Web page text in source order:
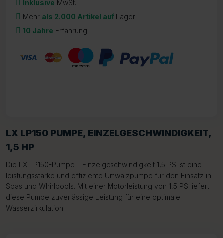
LX LP150 PUMPE, EINZELGESCHWINDIGKEIT,
1,5 HP
Die LX LP150-Pumpe – Einzelgeschwindigkeit 1,5 PS ist eine
leistungsstarke und effiziente Umwälzpumpe für den Einsatz in
Spas und Whirlpools. Mit einer Motorleistung von 1,5 PS liefert
diese Pumpe zuverlässige Leistung für eine optimale
Wasserzirkulation.
Inklusive MwSt.
Mehr als 2.000 Artikel auf Lager
10 Jahre Erfahrung